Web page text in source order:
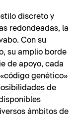
discreto y
redondeadas, la
Con su
su amplio borde
de apoyo, cada
genético»
de
ámbitos de